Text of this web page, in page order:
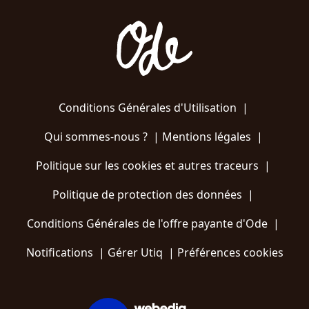
Conditions Générales d'Utilisation |
Qui sommes-nous ?| Mentions légales |
Politique sur les cookies et autres traceurs |
Politique de protection des données |
Conditions Générales de l'offre payante d'Ode |
Notifications | Gérer Utiq | Préférences cookies